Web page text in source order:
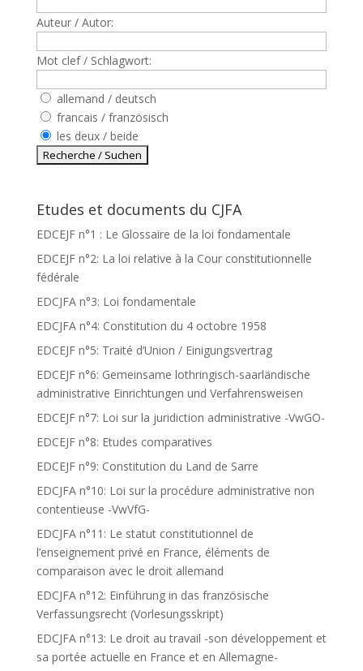
Auteur / Autor:
Mot clef / Schlagwort:
allemand / deutsch
francais / französisch
les deux / beide
Etudes et documents du CJFA
EDCEJF n°1 : Le Glossaire de la loi fondamentale
EDCEJF n°2: La loi relative à la Cour constitutionnelle
fédérale
EDCJFA n°3: Loi fondamentale
EDCJFA n°4: Constitution du 4 octobre 1958
EDCEJF n°5: Traité d’Union / Einigungsvertrag
EDCEJF n°6: Gemeinsame lothringisch-saarländische
administrative Einrichtungen und Verfahrensweisen
EDCEJF n°7: Loi sur la juridiction administrative -VwGO-
EDCEJF n°8: Etudes comparatives
EDCEJF n°9: Constitution du Land de Sarre
EDCJFA n°10: Loi sur la procédure administrative non
contentieuse -VwVfG-
EDCJFA n°11: Le statut constitutionnel de
l’enseignement privé en France, éléments de
comparaison avec le droit allemand
EDCJFA n°12: Einführung in das französische
Verfassungsrecht (Vorlesungsskript)
EDCJFA n°13: Le droit au travail -son développement et
sa portée actuelle en France et en Allemagne-